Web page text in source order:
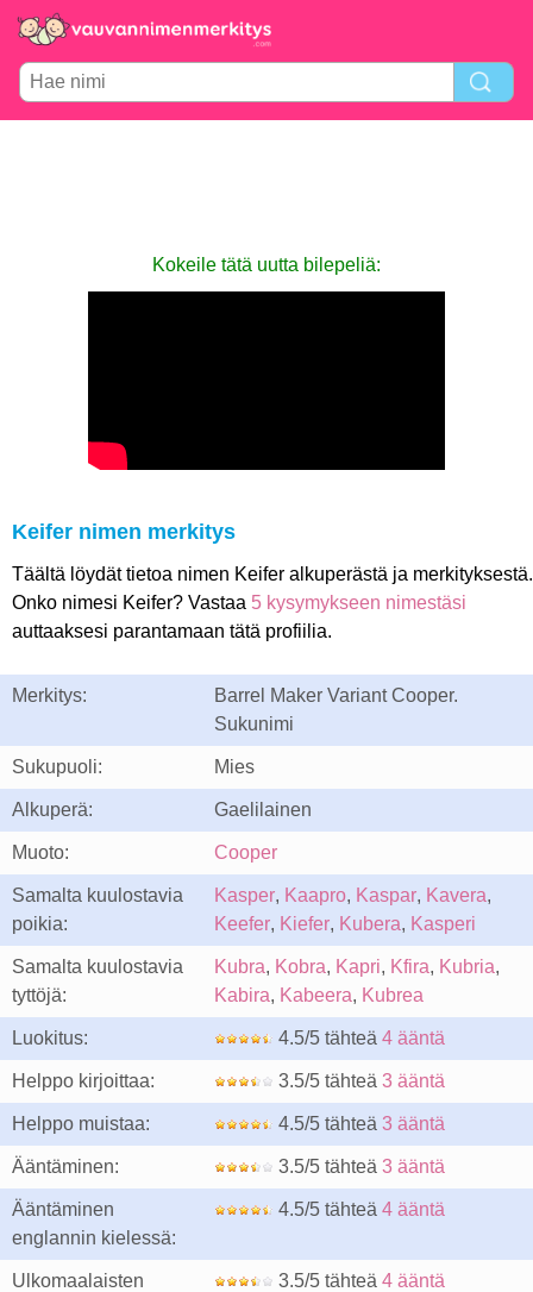
Kokeile tätä uutta bilepeliä:
Keifer nimen merkitys
Täältä löydät tietoa nimen Keifer alkuperästä ja merkityksestä.
Onko nimesi Keifer? Vastaa 5 kysymykseen nimestäsi
auttaaksesi parantamaan tätä profiilia.
Merkitys:
Barrel Maker Variant Cooper.
Sukunimi
Sukupuoli: Mies
Alkuperä: Gaelilainen
Muoto: Cooper
Samalta kuulostavia
poikia:
Kasper, Kaapro, Kaspar, Kavera,
Keefer, Kiefer, Kubera, Kasperi
Samalta kuulostavia
tyttöjä:
Kubra, Kobra, Kapri, Kfira, Kubria,
Kabira, Kabeera, Kubrea
Luokitus: 4.5/5 tähteä 4 ääntä
Helppo kirjoittaa: 3.5/5 tähteä 3 ääntä
Helppo muistaa: 4.5/5 tähteä 3 ääntä
Ääntäminen: 3.5/5 tähteä 3 ääntä
Ääntäminen
englannin kielessä:
4.5/5 tähteä 4 ääntä
Ulkomaalaisten
3.5/5 tähteä 4 ääntä